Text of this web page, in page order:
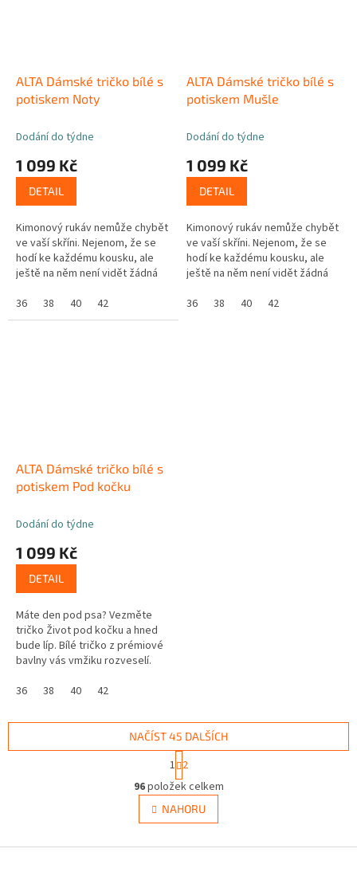
ALTA Dámské tričko bílé s
potiskem Noty
Dodání do týdne
1 099 Kč
DETAIL
Kimonový rukáv nemůže chybět
ve vaší skříni. Nejenom, že se
hodí ke každému kousku, ale
ještě na něm není vidět žádná
udělá radost pro oči, a...
36 38 40 42
ALTA Dámské tričko bílé s
potiskem Mušle
Dodání do týdne
1 099 Kč
DETAIL
Kimonový rukáv nemůže chybět
ve vaší skříni. Nejenom, že se
hodí ke každému kousku, ale
ještě na něm není vidět žádná
udělá radost pro oči, a...
36 38 40 42
ALTA Dámské tričko bílé s
potiskem Pod kočku
Dodání do týdne
1 099 Kč
DETAIL
Máte den pod psa? Vezměte
tričko Život pod kočku a hned
bude líp. Bílé tričko z prémiové
bavlny vás vmžiku rozveselí.
s originálním potiskem a
36 38 40 42
O
v
l
á
NAČÍST 45 DALŠÍCH
t
r
á
n
k
v
1 2
96položek celkem
NAHORU